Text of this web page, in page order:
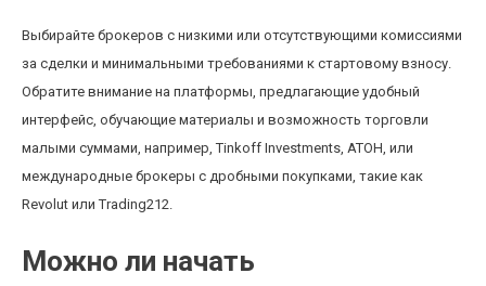
Выбирайте брокеров с низкими или отсутствующими комиссиями
за сделки и минимальными требованиями к стартовому взносу.
Обратите внимание на платформы, предлагающие удобный
интерфейс, обучающие материалы и возможность торговли
малыми суммами, например, Tinkoff Investments, АТОН, или
международные брокеры с дробными покупками, такие как
Revolut или Trading212.
Можно ли начать